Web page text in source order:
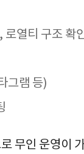
로열티 구조 확
그램 등)
무인 운영이